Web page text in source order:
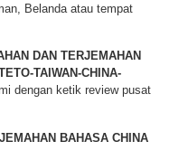
Belanda atau tempat
DAN TERJEMAHAN
TAIWAN-CHINA-
dengan ketik review pusat
BAHASA CHINA